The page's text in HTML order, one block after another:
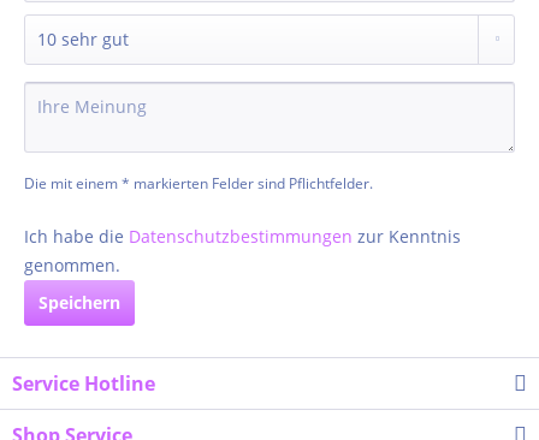
Die mit einem * markierten Felder sind Pflichtfelder.
Ich habe die Datenschutzbestimmungen zur Kenntnis
genommen.
Speichern
Service Hotline